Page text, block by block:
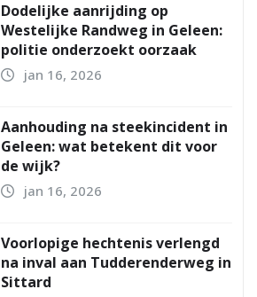
Dodelijke aanrijding op
Westelijke Randweg in Geleen:
politie onderzoekt oorzaak
jan 16, 2026
Aanhouding na steekincident in
Geleen: wat betekent dit voor
de wijk?
jan 16, 2026
Voorlopige hechtenis verlengd
na inval aan Tudderenderweg in
Sittard